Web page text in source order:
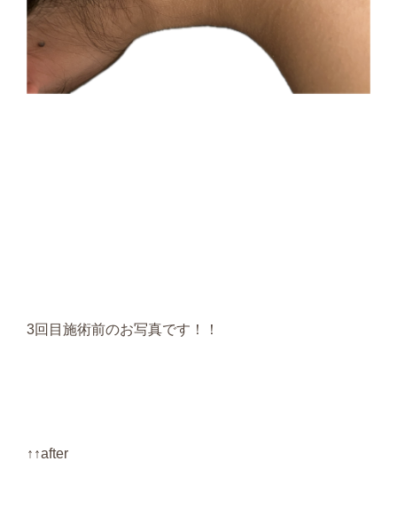
3回目施術前のお写真です！！
↑↑after